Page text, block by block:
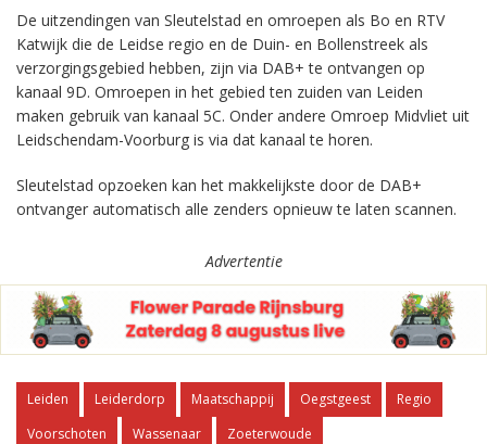
De uitzendingen van Sleutelstad en omroepen als Bo en RTV
Katwijk die de Leidse regio en de Duin- en Bollenstreek als
verzorgingsgebied hebben, zijn via DAB+ te ontvangen op
kanaal 9D. Omroepen in het gebied ten zuiden van Leiden
maken gebruik van kanaal 5C. Onder andere Omroep Midvliet uit
Leidschendam-Voorburg is via dat kanaal te horen.
Sleutelstad opzoeken kan het makkelijkste door de DAB+
ontvanger automatisch alle zenders opnieuw te laten scannen.
Advertentie
Leiden Leiderdorp Maatschappij Oegstgeest
Regio
Voorschoten
Wassenaar Zoeterwoude